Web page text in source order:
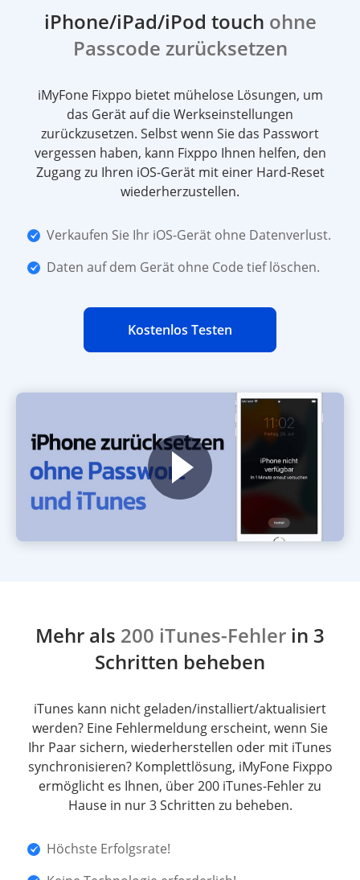
iPhone/iPad/iPod touch ohne
Passcode zurücksetzen
iMyFone Fixppo bietet mühelose Lösungen, um
das Gerät auf die Werkseinstellungen
zurückzusetzen. Selbst wenn Sie das Passwort
vergessen haben, kann Fixppo Ihnen helfen, den
Zugang zu Ihren iOS-Gerät mit einer Hard-Reset
wiederherzustellen.
Verkaufen Sie Ihr iOS-Gerät ohne Datenverlust.
Daten auf dem Gerät ohne Code tief löschen.
Kostenlos Testen
Mehr als 200 iTunes-Fehler in 3
Schritten beheben
iTunes kann nicht geladen/installiert/aktualisiert
werden? Eine Fehlermeldung erscheint, wenn Sie
Ihr Paar sichern, wiederherstellen oder mit iTunes
synchronisieren? Komplettlösung, iMyFone Fixppo
ermöglicht es Ihnen, über 200 iTunes-Fehler zu
Hause in nur 3 Schritten zu beheben.
Höchste Erfolgsrate!